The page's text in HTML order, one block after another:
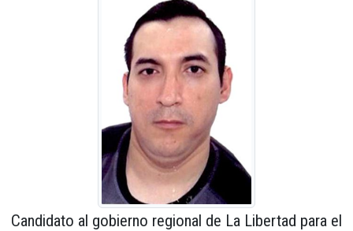
Candidato al gobierno regional de La Libertad para el